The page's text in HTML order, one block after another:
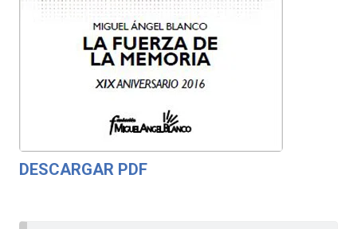
DESCARGAR PDF